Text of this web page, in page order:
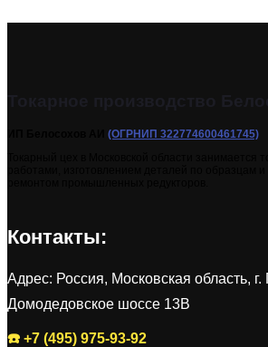
(ОГРНИП 322774600461745)
Контакты:
Адрес: Россия, Московская область, г.
Домодедовское шоссе 13В
☎️ +7 (495) 975-93-92